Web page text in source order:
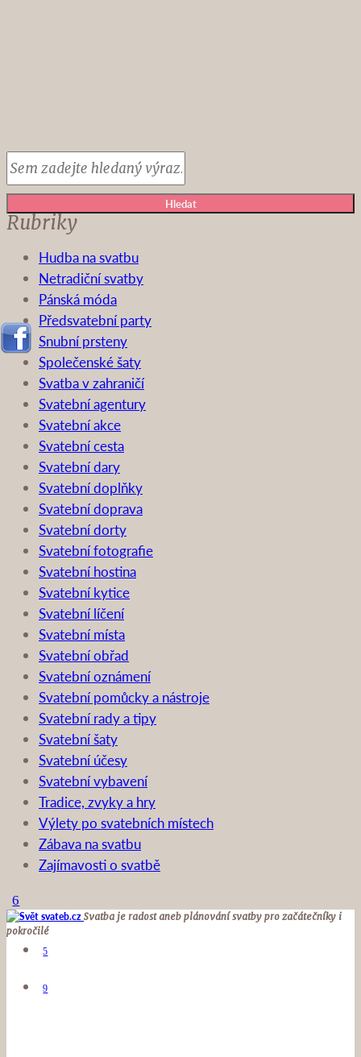
Hledat
Rubriky
Hudba na svatbu
Netradiční svatby
Pánská móda
Předsvatební party
Snubní prsteny
Společenské šaty
Svatba v zahraničí
Svatební agentury
Svatební akce
Svatební cesta
Svatební dary
Svatební doplňky
Svatební doprava
Svatební dorty
Svatební fotografie
Svatební hostina
Svatební kytice
Svatební líčení
Svatební místa
Svatební obřad
Svatební oznámení
Svatební pomůcky a nástroje
Svatební rady a tipy
Svatební šaty
Svatební účesy
Svatební vybavení
Tradice, zvyky a hry
Výlety po svatebních místech
Zábava na svatbu
Zajímavosti o svatbě
Svatba je radost aneb plánování svatby pro začátečníky i
pokročilé